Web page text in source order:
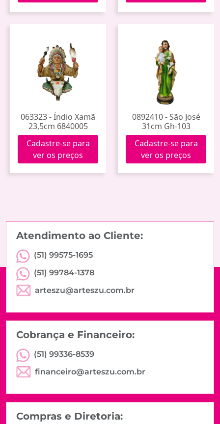
063323 - Índio Xamã
23,5cm 6840005
Cadastre-se para
ver os preços
0892410 - São José
31cm Gh-103
Cadastre-se para
ver os preços
Atendimento ao Cliente:
(51) 99575-1695
(51) 99784-1378
arteszu@arteszu.com.br
Cobrança e Financeiro:
(51) 99336-8539
financeiro@arteszu.com.br
Compras e Diretoria: